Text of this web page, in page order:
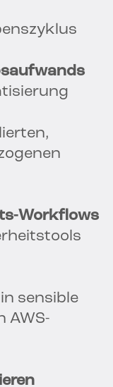
Workflows
in sensible
AWS-